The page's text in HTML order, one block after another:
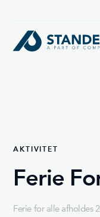
AKTIVITET
Ferie
Ferie for alle afholdes